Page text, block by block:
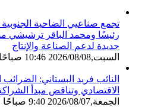
تجمع صناعيي الضاحية
رئيسًا ومحمد الباقر ترشيشي
جديدة لدعم الصناعة والإنتاج
السبت,2026/08/08 10:46 صباحًا
النائب فريد البستاني:
الاقتصادي وتناقض مبدأ
الجمعة,2026/08/07 9:40 صباحًا